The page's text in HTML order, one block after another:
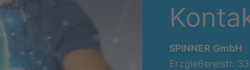
SPINNER GmbH
Erzgießereistr.